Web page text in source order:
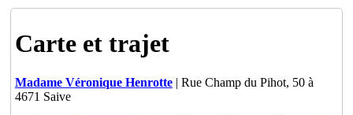
Carte et trajet
Madame Véronique Henrotte| Rue Champ du Pihot, 50 à
4671 Saive